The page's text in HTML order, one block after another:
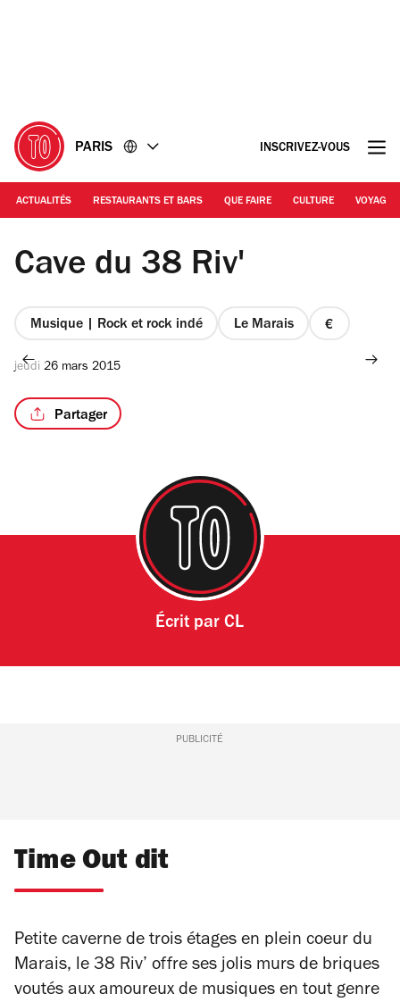
PARIS INSCRIVEZ-VOUS
ACTUALITÉS RESTAURANTS ET BARS QUE FAIRE CULTURE VOYAGE
Cave du 38 Riv'
Musique | Rock et rock indé Le Marais
prix
jeudi 26 mars 2015
Partager
Écrit parCL
PUBLICITÉ
Time Out dit
Petite caverne de trois étages en plein coeur du
Marais, le 38 Riv’ offre ses jolis murs de briques
voutés aux amoureux de musiques en tout genre